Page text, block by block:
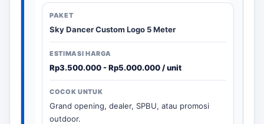
Sky Dancer Custom Logo 5 Meter
Rp3.500.000 - Rp5.000.000 / unit
Grand opening, dealer, SPBU, atau promosi
outdoor.